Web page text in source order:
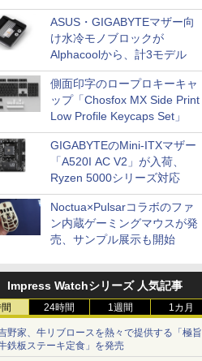
ASUS・GIGABYTEマザー向
け水冷モノブロックが
Alphacoolから、計3モデル
側面印字のロープロキーキャ
ップ「Chosfox MX Side Print
Low Profile Keycaps Set」
GIGABYTEのMini-ITXマザー
「A520I AC V2」が入荷、
Ryzen 5000シリーズ対応
Noctua×Pulsarコラボのファ
ン内蔵ゲーミングマウスが発
売、サンプル展示も開始
Impress Watchシリーズ 人気記事
24時間 1週間 1カ月
野家、牛リブロースを熱々で提供する「極旨
鉄板ステーキ定食」を発売